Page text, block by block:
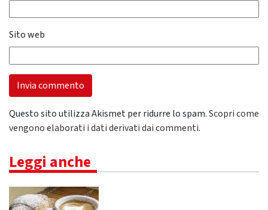
Sito web
Questo sito utilizza Akismet per ridurre lo spam.Scopri come
vengono elaborati i dati derivati dai commenti.
Leggi anche